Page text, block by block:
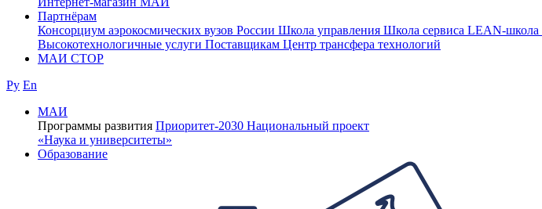
Партнёрам
Консорциум аэрокосмических вузов России Школа управления Школа сервиса LEAN-школа
Высокотехнологичные услуги Поставщикам Центр трансфера технологий
МАИ СТОР
Ру En
МАИ
Программы развития Приоритет-2030 Национальный проект
«Наука и университеты»
Образование